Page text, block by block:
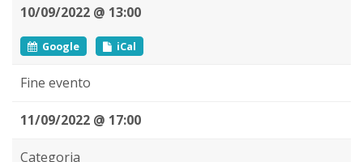
10/09/2022 @ 13:00
Google iCal
Fine evento
11/09/2022 @ 17:00
Categoria